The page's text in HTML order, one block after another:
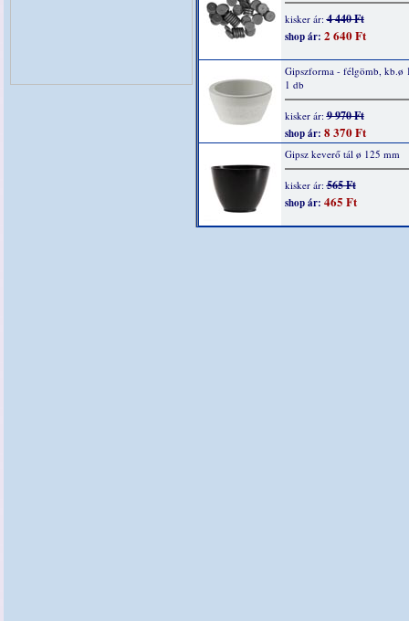
kisker ár:4 440 Ft
shop ár: 2 640 Ft
Gipszforma - félgömb, kb.ø
1 db
kisker ár:9 970 Ft
shop ár: 8 370 Ft
Gipsz keverő tál ø 125 mm
kisker ár:565 Ft
shop ár: 465 Ft